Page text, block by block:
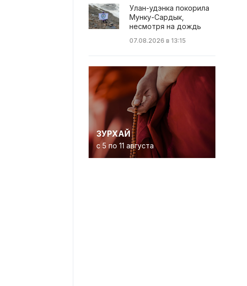
Улан-удэнка покорила
Мунку-Сардык,
несмотря на дождь
07.08.2026 в 13:15
ЗУРХАЙ
с 5 по 11 августа